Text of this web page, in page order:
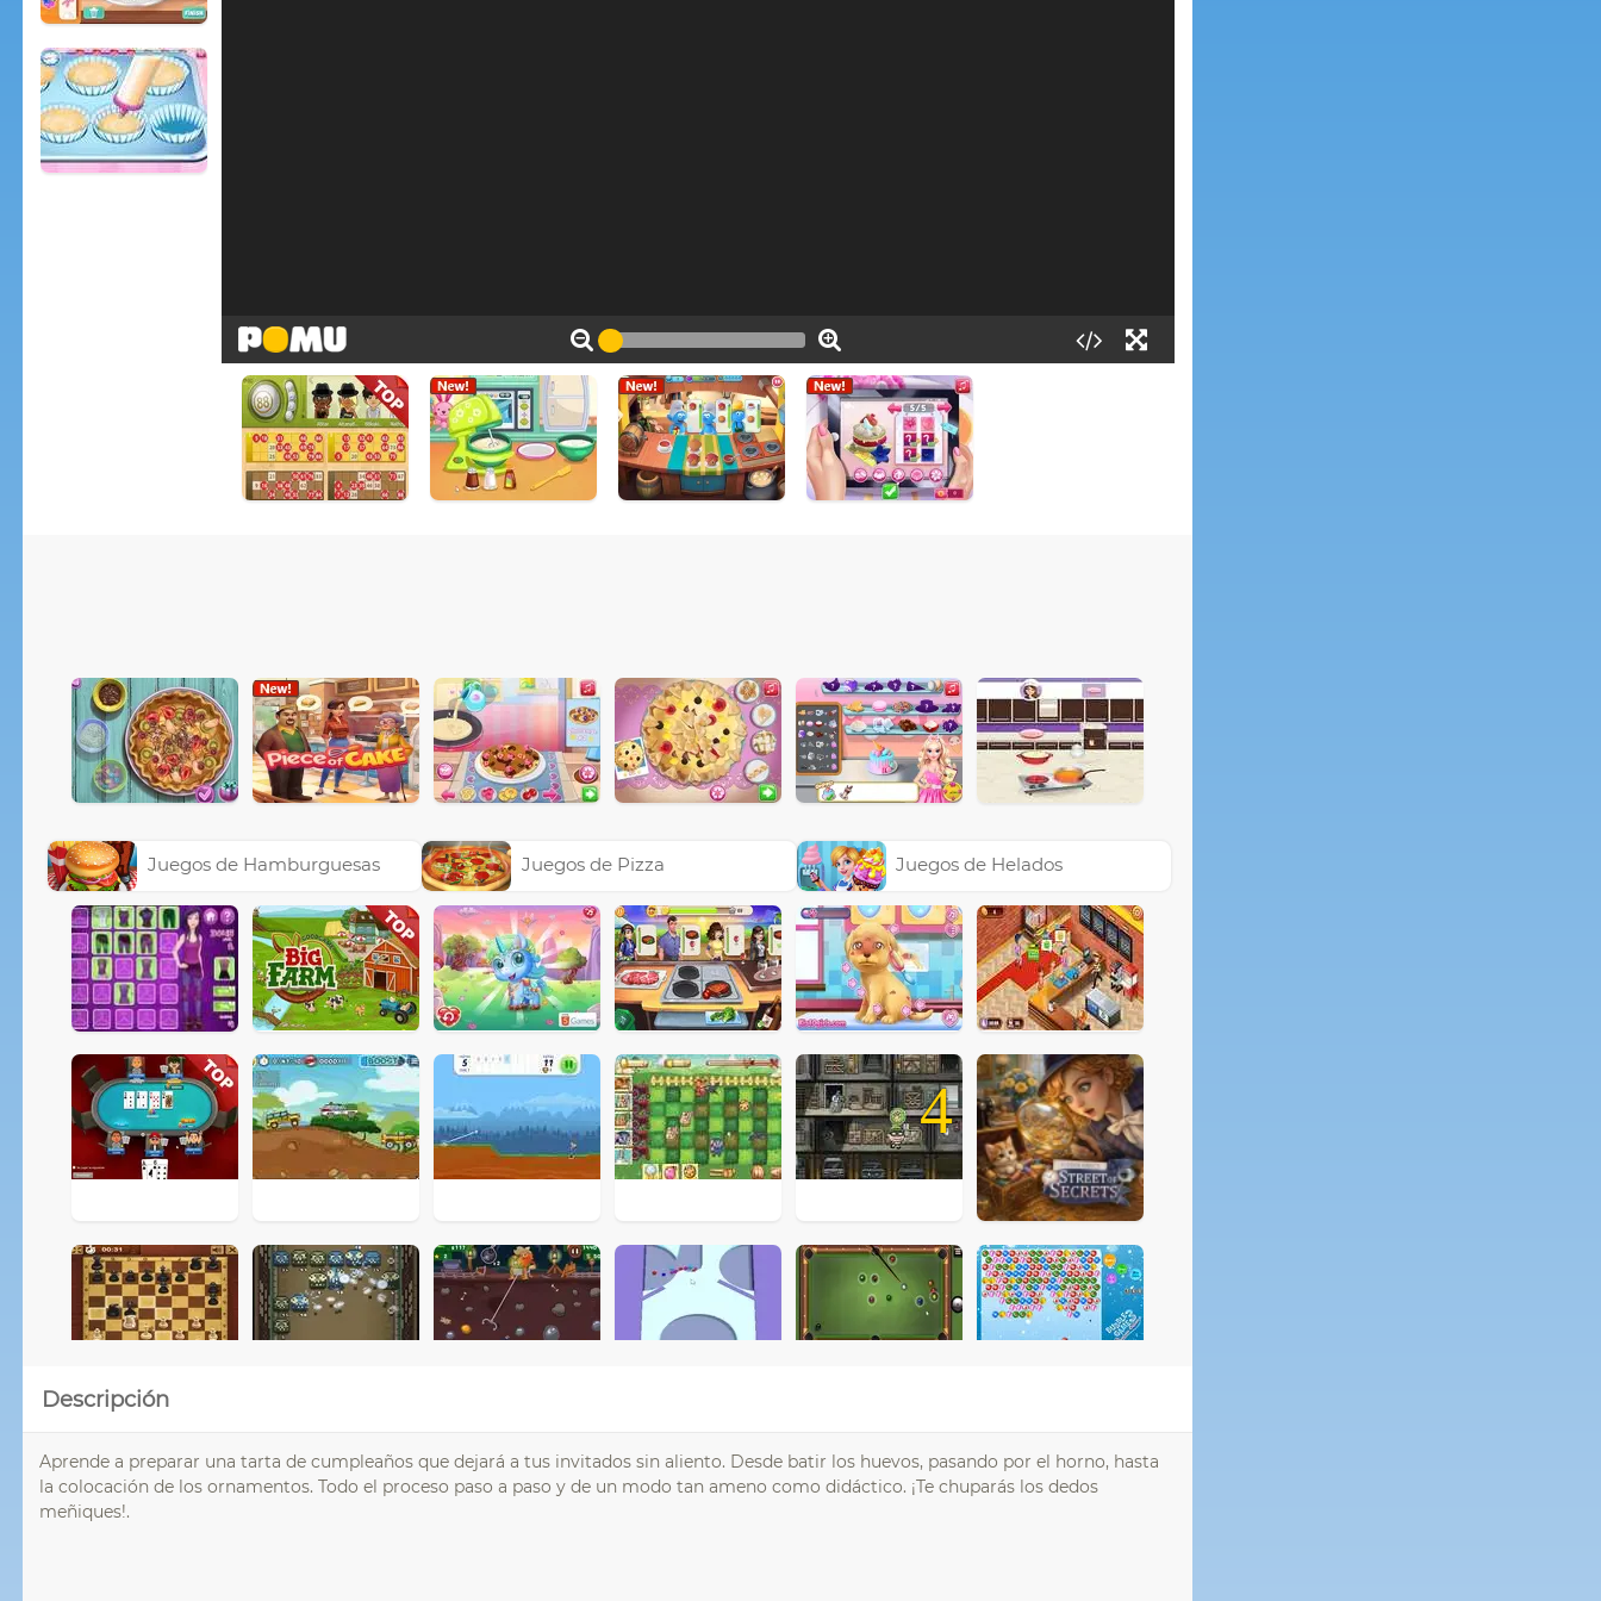
Juegos de Hamburguesas Juegos de Pizza Juegos de Helados
4
Descripción
Aprende a preparar una tarta de cumpleaños que dejará a tus invitados sin aliento. Desde batir los huevos, pasando por el horno, hasta
la colocación de los ornamentos. Todo el proceso paso a paso y de un modo tan ameno como didáctico. ¡Te chuparás los dedos
meñiques!.